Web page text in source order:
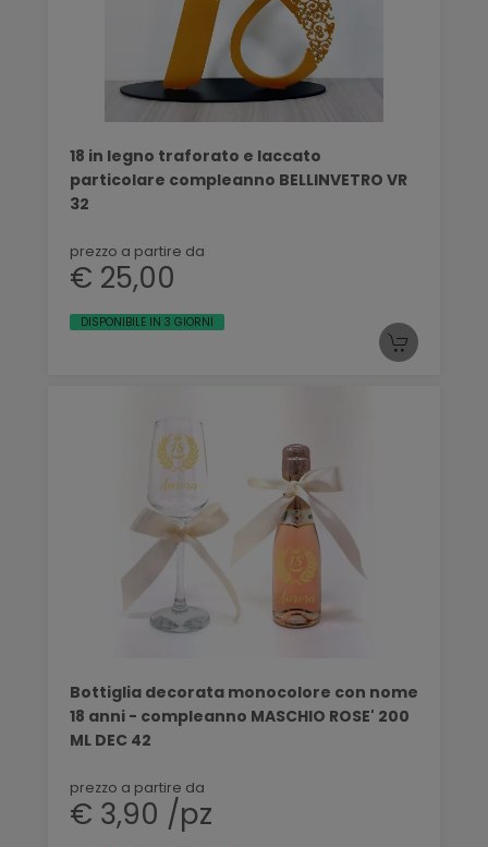
18 in legno traforato e laccato
particolare compleanno BELLINVETRO VR
32
prezzo a partire da
€ 25,00
DISPONIBILE IN 3 GIORNI
Bottiglia decorata monocolore con nome
18 anni - compleanno MASCHIO ROSE' 200
ML DEC 42
prezzo a partire da
€ 3,90 /pz